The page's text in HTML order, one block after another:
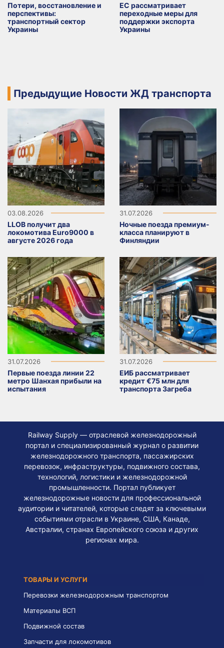
Потери, восстановление и
перспективы:
транспортный сектор
Украины
ЕС рассматривает
переходные меры для
поддержки экспорта
Украины
Предыдущие Новости ЖД транспорта
03.08.2026
LLOB получит два
локомотива Euro9000 в
августе 2026 года
31.07.2026
Ночные поезда премиум-
класса планируют в
Финляндии
31.07.2026
Первые поезда линии 22
метро Шанхая прибыли на
испытания
31.07.2026
ЕИБ рассматривает
кредит €75 млн для
транспорта Загреба
Railway Supply — отраслевой железнодорожный
портал и специализированный журнал о развитии
железнодорожного транспорта, пассажирских
перевозок, инфраструктуры, подвижного состава,
технологий, логистики и железнодорожной
промышленности. Портал публикует
железнодорожные новости для профессиональной
аудитории и читателей, которые следят за ключевыми
событиями отрасли в Украине, США, Канаде,
Австралии, странах Европейского союза и других
регионах мира.
ТОВАРЫ И УСЛУГИ
Перевозки железнодорожным транспортом
Материалы ВСП
Подвижной состав
Запчасти для локомотивов